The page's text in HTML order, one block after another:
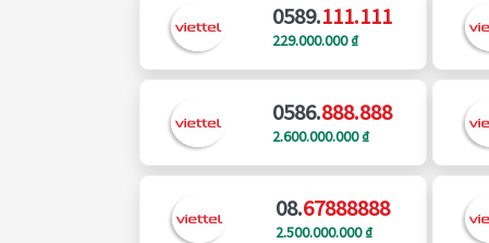
0589.111.111
229.000.000 ₫
0586.888.888
2.600.000.000 ₫
08.67888888
2.500.000.000 ₫